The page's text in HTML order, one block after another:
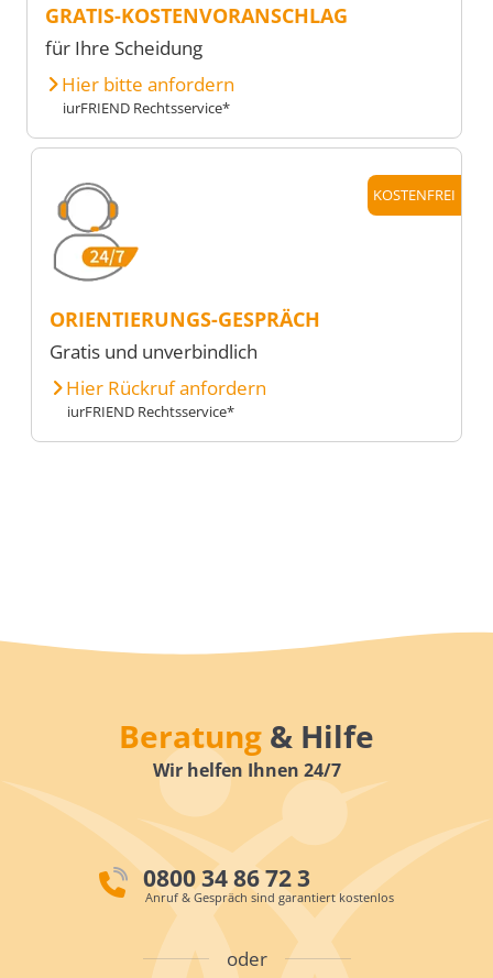
GRATIS-KOSTENVORANSCHLAG
für Ihre Scheidung
Hier bitte anfordern
iurFRIEND Rechtsservice*
KOSTENFREI
ORIENTIERUNGS-GESPRÄCH
Gratis und unverbindlich
Hier Rückruf anfordern
iurFRIEND Rechtsservice*
Beratung & Hilfe
Wir helfen Ihnen 24/7
0800 34 86 72 3
Anruf & Gespräch sind garantiert kostenlos
oder